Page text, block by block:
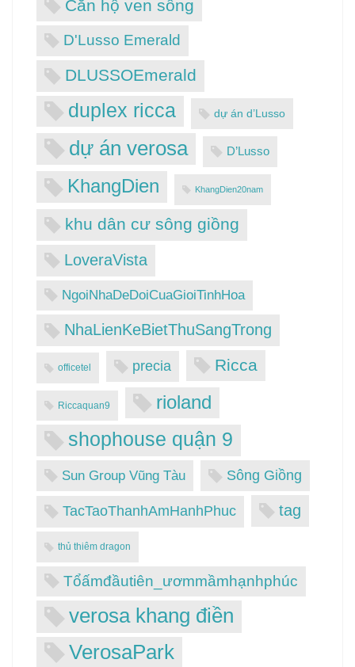
Căn hộ ven sông
D'Lusso Emerald
DLUSSOEmerald
duplex ricca dự án d’Lusso
dự án verosa D’Lusso
KhangDien KhangDien20nam
khu dân cư sông giồng
LoveraVista
NgoiNhaDeDoiCuaGioiTinhHoa
NhaLienKeBietThuSangTrong
officetel precia Ricca
Riccaquan9
rioland
shophouse quận 9
Sun Group Vũng Tàu Sông Giồng
TacTaoThanhAmHanhPhuc tag
thủ thiêm dragon
Tổấmđầutiên_ươmmầmhạnhphúc
verosa khang điền
VerosaPark